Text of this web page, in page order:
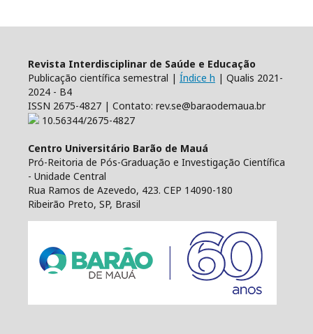
Revista Interdisciplinar de Saúde e Educação
Publicação científica semestral | Índice h | Qualis 2021-
2024 - B4
ISSN 2675-4827 | Contato: rev.se@baraodemaua.br
10.56344/2675-4827
Centro Universitário Barão de Mauá
Pró-Reitoria de Pós-Graduação e Investigação Científica
- Unidade Central
Rua Ramos de Azevedo, 423. CEP 14090-180
Ribeirão Preto, SP, Brasil